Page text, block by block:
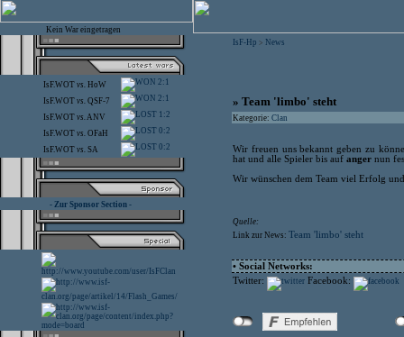
Kein War eingetragen
IsF.WOT vs. HoW 2:1
IsF.WOT vs. QSF-7 2:1
IsF.WOT vs.ANV 1:2
IsF.WOT vs. OFaH 0:2
IsF.WOT vs. SA 0:2
- Zur Sponsor Section -
IsF-Hp > News
» Team 'limbo' steht
Kategorie: Clan
Wir freuen uns bekannt geben zu
hat und alle Spieler bis auf anger nun
Wir wünschen dem Team viel Erfolg
Quelle:
Link zur News: Team 'limbo' steht
• Social Networks:
Twitter:
Facebook: